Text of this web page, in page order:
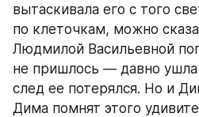
вытаскивала его с того
по клеточкам, можно
Людмилой Васильевной
не пришлось — давно ушла
след ее потерялся. Но и
Дима помнят этого